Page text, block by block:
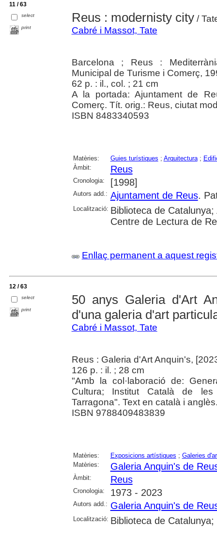
11 / 63
select
print
Reus : modernisty city/
Cabré i Massot, Tate
Barcelona ; Reus :
Municipal de Turisme i Comerç,
62 p. : il., col. ; 21 cm
A la portada: Ajuntament de
Comerç. Tít. orig.: Reus, ciutat
ISBN 8483340593
Matèries: Guies turístiques ; Arquitectura;
Àmbit:
Reus
Cronologia: [1998]
Autors add.: Ajuntament de Reus.
Localització: Biblioteca de
Centre de Lectura de
Enllaç permanent a aquest
12 / 63
select
print
50 anys Galeria d'Art
d'una galeria d'art
Cabré i Massot, Tate
Reus : Galeria d'Art Anquin's,
126 p. : il. ; 28 cm
"Amb la col·laboració de:
Cultura; Institut Català de
Tarragona". Text en català i
ISBN 9788409483839
Matèries: Exposicions artístiques ; Galeries
Matèries:
Galeria Anquin's de
Àmbit: Reus
Cronologia: 1973 - 2023
Autors add.: Galeria Anquin's de
Localització: Biblioteca de